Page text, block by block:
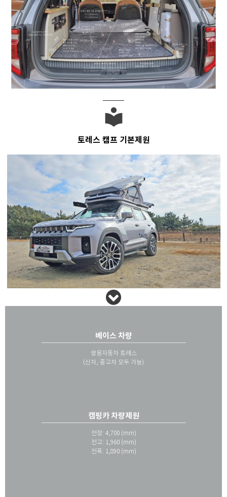
local_library
토레스 캠프 기본제원
베이스 차량
쌍용자동차 토레스
(신차, 중고차 모두 가능)
캠핑카 차량제원
전장: 4,700 (mm)
전고: 1,960 (mm)
전폭: 1,890 (mm)